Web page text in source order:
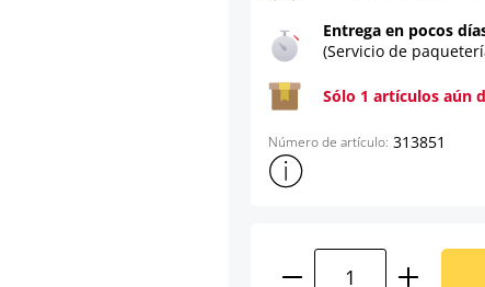
Entrega en pocos
(Servicio de
Sólo 1 artículos aún
Número de artículo: 313851
Mostrar más información
Cantidad del